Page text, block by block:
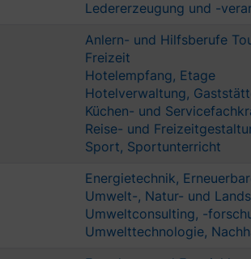
Ledererzeugung und -
Anlern- und Hilfsberufe
Freizeit
Hotelempfang, Etage
Hotelverwaltung,
Küchen- und
Reise- und
Sport, Sportunterricht
Energietechnik,
Umwelt-, Natur- und
Umweltconsulting, -
Umwelttechnologie,